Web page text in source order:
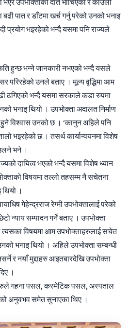
उपभोक्ताको दाँत भाँचिएको र काउली
पात र डाँटमा खर्च गर्नु परेको उनको भनाइ
प्रयोग भइरहेको भन्दै यसमा पनि राज्यले
हुन्छ भन्ने जानकारी नभएको भन्दै यसले
परिरहेको उनले बताए । मूल्य वृद्धिमा आम
ठगिएको भन्दै यसमा सरकाले कडा रुपमा
भनाइ थियो । उपभोक्ता अदालत निर्माण
विश्वास उनको छ । ‘कानुन अहिले पनि
भइरहेको छ । तसर्थ कार्यान्वयनमा विशेष
भने ।
दायित्व भएको भन्दै यसमा विशेष ध्यान
विषयमा तल्लो तहसम्म नै सचेतना
।
गेहेन्द्रराज रेग्मी उपभोक्तालाई परेको
न्याय सम्पादन गर्ने बताए । उपभोक्ता
विषयमा आम उपभोक्ताहरुलाई सचेत
भनाइ थियो । अहिले उपभोक्ता सम्बन्धी
र नयाँ मुद्दाहरु आइतबारदेखि उपभोक्ता
।
गहना पसल, कस्मेटिक पसल, अस्पताल
अनुवभव समेत सुनाएका थिए ।